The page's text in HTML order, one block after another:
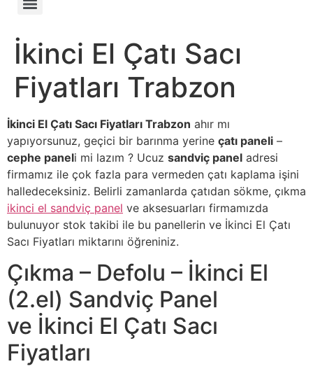
İkinci El Çatı Sacı
Fiyatları Trabzon
İkinci El Çatı Sacı Fiyatları Trabzon ahır mı
yapıyorsunuz, geçici bir barınma yerine çatı paneli –
cephe paneli mi lazım ? Ucuz sandviç panel adresi
firmamız ile çok fazla para vermeden çatı kaplama işini
halledeceksiniz. Belirli zamanlarda çatıdan sökme, çıkma
ikinci el sandviç panel ve aksesuarları firmamızda
bulunuyor stok takibi ile bu panellerin ve İkinci El Çatı
Sacı Fiyatları miktarını öğreniniz.
Çıkma – Defolu – İkinci El
(2.el) Sandviç Panel
ve İkinci El Çatı Sacı
Fiyatları